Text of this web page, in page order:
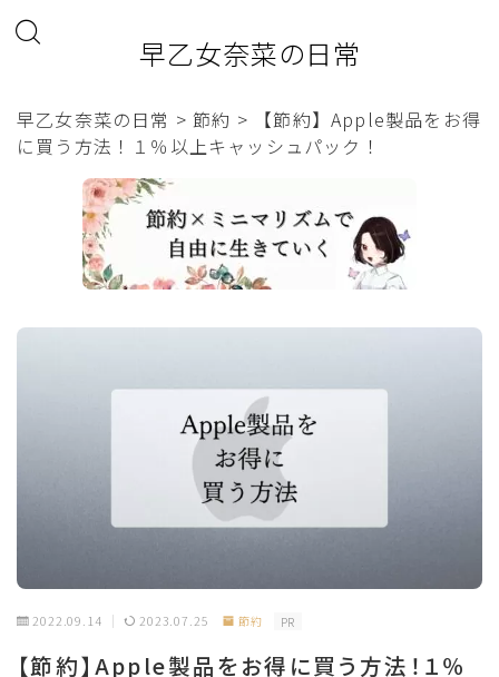
早乙女奈菜の日常
早乙女奈菜の日常 >節約 >
【節約】Apple製品をお得
に買う方法！１％以上キャッシュパック！
2022.09.14 2023.07.25 節約 PR
【節約】Apple製品をお得に買う方法！１％